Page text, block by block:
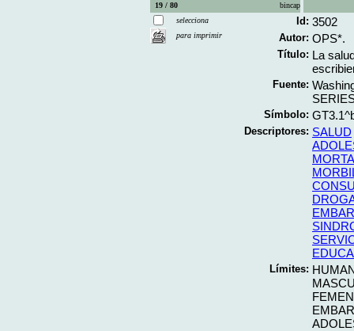
19 / 80
bincap
selecciona
para imprimir
Id: 3502
Autor: OPS*.
Título: La
Fuente:
Símbolo:
Descriptores: SALUD
Límites: